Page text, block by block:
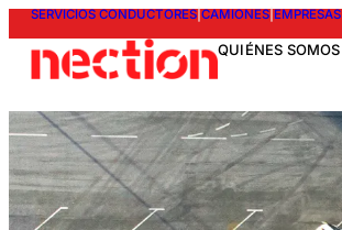
SERVICIOS CONDUCTORES CAMIONES EMPRESAS
QUIÉNES SOMOS